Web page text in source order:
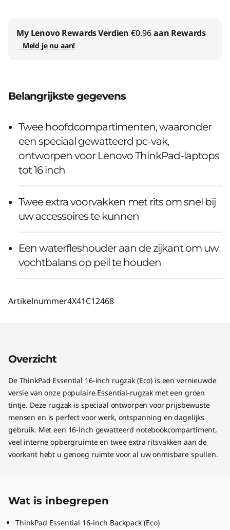
My Lenovo RewardsVerdien€0.96aan Rewards
Meld je nu aan!
Belangrijkste gegevens
Twee hoofdcompartimenten, waaronder
een speciaal gewatteerd pc-vak,
ontworpen voor Lenovo ThinkPad-laptops
tot 16 inch
Twee extra voorvakken met rits om snel bij
uw accessoires te kunnen
Een waterfleshouder aan de zijkant om uw
vochtbalans op peil te houden
Artikelnummer4X41C12468
Overzicht
De ThinkPad Essential 16-inch rugzak (Eco) is een vernieuwde
versie van onze populaire Essential-rugzak met een groen
tintje. Deze rugzak is speciaal ontworpen voor prijsbewuste
mensen en is perfect voor werk, ontspanning en dagelijks
gebruik. Met een 16-inch gewatteerd notebookcompartiment,
veel interne opbergruimte en twee extra ritsvakken aan de
voorkant hebt u genoeg ruimte voor al uw onmisbare spullen.
Wat is inbegrepen
ThinkPad Essential 16-inch Backpack (Eco)